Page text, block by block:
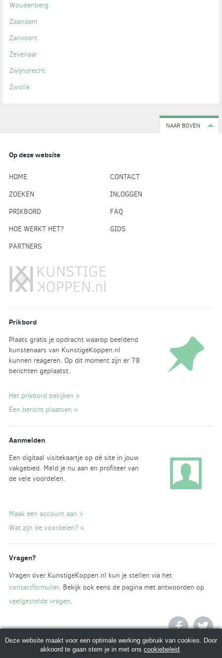
Woudenberg
Zaandam
Zanvoort
Zevenaar
Zwijndrecht
Zwolle
NAAR BOVEN
Op deze website
HOME
CONTACT
ZOEKEN
INLOGGEN
PRIKBORD
FAQ
HOE WERKT HET?
GIDS
PARTNERS
Prikbord
Plaats gratis je opdracht waarop beeldend
kunstenaars van KunstigeKoppen.nl
kunnen reageren. Op dit moment zijn er 78
berichten geplaatst.
Het prikbord bekijken »
Een bericht plaatsen »
Aanmelden
Een digitaal visitekaartje op dé site in jouw
vakgebied. Meld je nu aan en profiteer van
de vele voordelen.
Maak een account aan »
Wat zijn de voordelen? »
Vragen?
Vragen over KunstigeKoppen.nl kun je stellen via het
contactformulier. Bekijk ook eens de pagina met antwoorden op
veelgestelde vragen.
Deze website maakt voor een optimale werking gebruik van cookies. Door
akkoord te gaan stem je in met onscookiebeleid.